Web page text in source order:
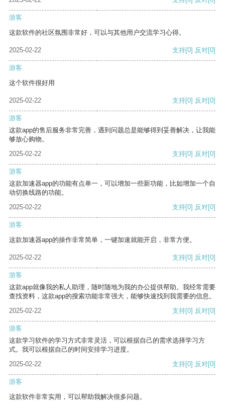
游客
这款软件的社区氛围非常好，可以与其他用户交流学习心得。
2025-02-22 支持[0] 反对[0]
游客
这个软件很好用
2025-02-22 支持[0] 反对[0]
游客
这款app的售后服务非常完善，遇到问题总是能够得到妥善解决，让我能
够放心购物。
2025-02-22
支持[0] 反对[0]
游客
这款加速器app的功能有点单一，可以增加一些新功能，比如增加一个自
动切换线路的功能。
2025-02-22
支持[0] 反对[0]
游客
这款加速器app的操作非常简单，一键加速就能开启，非常方便。
2025-02-22 支持[0] 反对[0]
游客
这款app就像我的私人助理，随时随地为我的办公提供帮助。我经常需要
查找资料，这款app的搜索功能非常强大，能够快速找到我需要的信息。
2025-02-22
支持[0] 反对[0]
游客
这款学习软件的学习方式非常灵活，可以根据自己的需求选择学习方
式。我可以根据自己的时间安排学习进度。
2025-02-22
支持[0] 反对[0]
游客
这款软件非常实用，可以帮助我解决很多问题。